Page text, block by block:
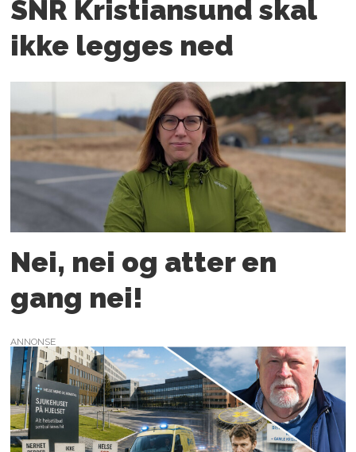
SNR Kristiansund skal
ikke legges ned
Nei, nei og atter en
gang nei!
ANNONSE